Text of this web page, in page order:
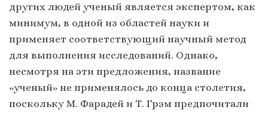
других людей ученый является экспертом, как
минимум, в одной из областей науки и
применяет соответствующий научный метод
для выполнения исследований. Однако,
несмотря на эти предложения, название
«ученый» не применялось до конца столетия,
поскольку М. Фарадей и Т. Грэм предпочитали